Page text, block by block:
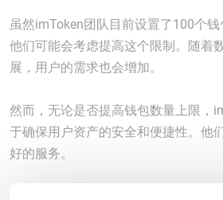
虽然imToken团队目前设置了100个
他们可能会考虑提高这个限制。随着
展，用户的需求也会增加。
然而，无论是否提高钱包数量上限，
于确保用户资产的安全和便捷性。他
好的服务。